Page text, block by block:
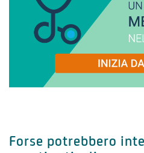
Forse potrebbero